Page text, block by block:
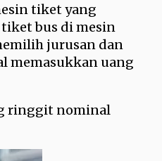
tiket yang
tiket bus di mesin
jurusan dan
memasukkan uang
ringgit nominal